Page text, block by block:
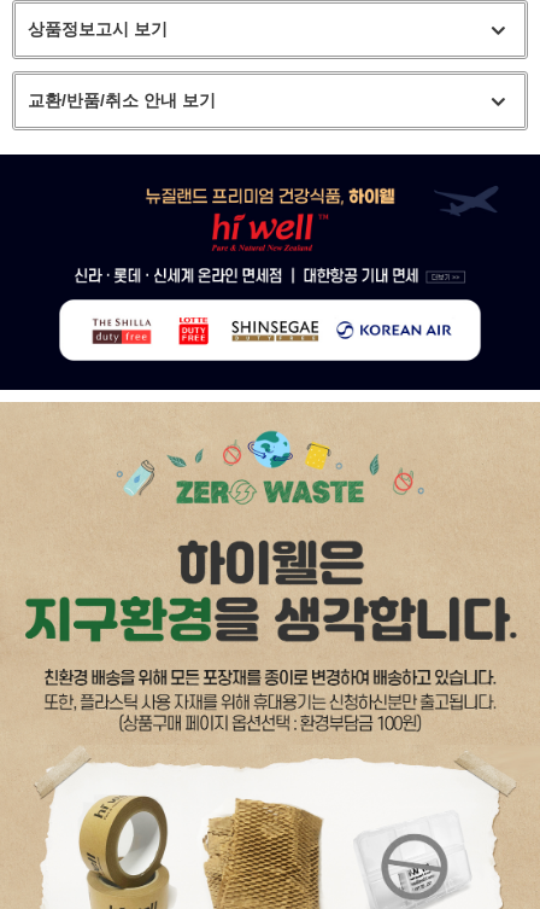
상품정보고시 보기
교환/반품/취소 안내 보기